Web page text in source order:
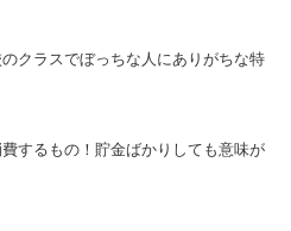
クラスでぼっちな人にありがちな特
するもの！貯金ばかりしても意味が